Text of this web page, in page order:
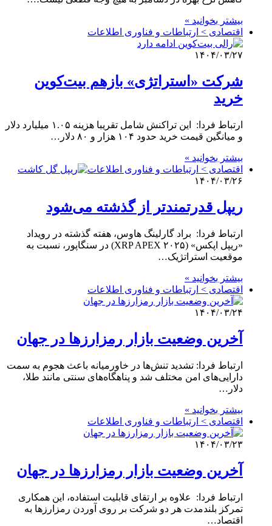
بیشتر بخوانید »
اقتصادی > ارتباطات و فناوری اطلاعات
۱۴۰۴/۰۳/۲۷
شرکت «استراتژی» بازهم بیت‌کوین
خرید
ارتباط فردا: این تراکنش شامل تقریبا هزینه ۱.۰۵ میلیارد دلار
و میانگین قیمت خرید حدود ۱۰۴ هزار و ۸۰ دلار…
بیشتر بخوانید »
اقتصادی > ارتباطات و فناوری اطلاعات
۱۴۰۴/۰۳/۲۶
ریپل قدرتمندتر از گذشته می‌شود
ارتباط فردا: براد گارلینگ هاوس، هفته گذشته در رویداد
«ریپل اپکس» (XRP APEX ۲۰۲۵) در سنگاپور، نسبت به
موقعیت استراتژیک…
بیشتر بخوانید »
اقتصادی > ارتباطات و فناوری اطلاعات
۱۴۰۴/۰۳/۲۴
آخرین وضعیت بازار رمزارزها در جهان
ارتباط فردا: تشدید تنش‌ها در خاورمیانه باعث هجوم به سمت
دارایی‌های امن مختلف شد و پناهگاه‌های سنتی مانند طلا،
دلار…
بیشتر بخوانید »
اقتصادی > ارتباطات و فناوری اطلاعات
۱۴۰۴/۰۳/۲۳
آخرین وضعیت بازار رمزارزها در جهان
ارتباط فردا: علاوه بر ارتقای قابلیت استفاده، این همکاری
تمرکز بلندمدت هر دو شرکت بر روی آوردن رمزارزها به
اقتصاد…